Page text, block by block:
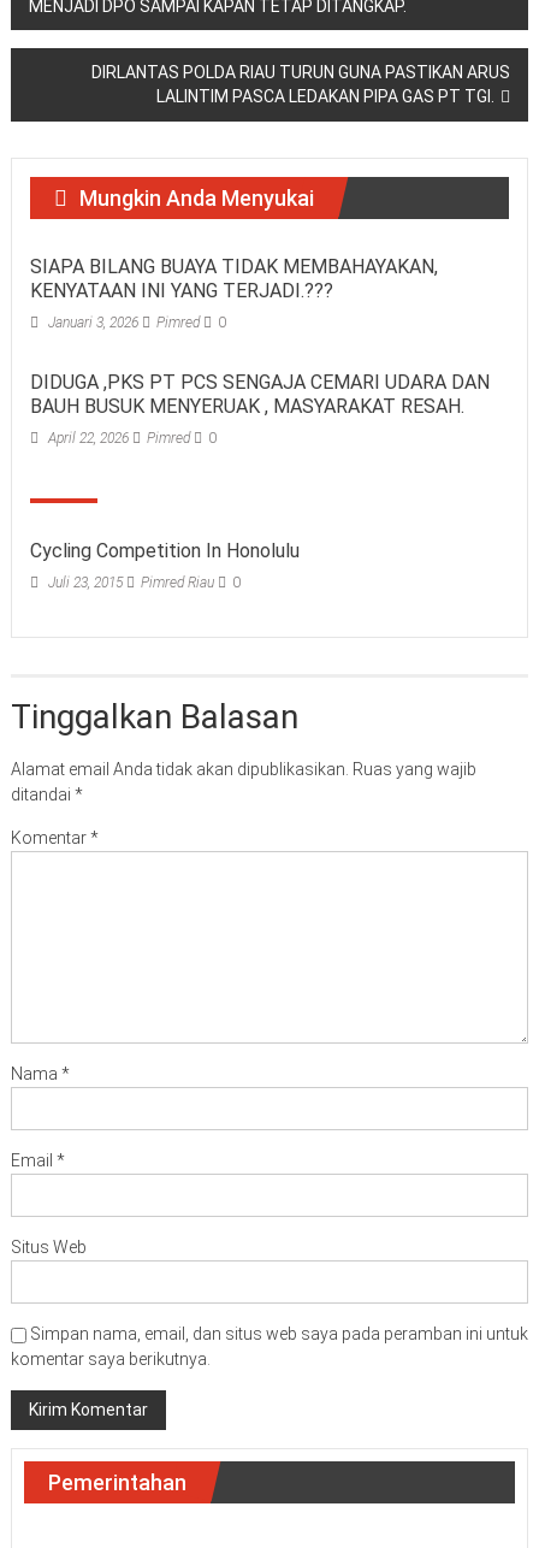
pos
MENJADI DPO SAMPAI KAPAN TETAP DITANGKAP.
DIRLANTAS POLDA RIAU TURUN GUNA PASTIKAN ARUS
LALINTIM PASCA LEDAKAN PIPA GAS PT TGI.
Mungkin Anda Menyukai
SIAPA BILANG BUAYA TIDAK MEMBAHAYAKAN,
KENYATAAN INI YANG TERJADI.???
Januari 3, 2026 Pimred 0
DIDUGA ,PKS PT PCS SENGAJA CEMARI UDARA DAN
BAUH BUSUK MENYERUAK , MASYARAKAT RESAH.
April 22, 2026 Pimred 0
Cycling Competition In Honolulu
Juli 23, 2015 Pimred Riau 0
Tinggalkan Balasan
Alamat email Anda tidak akan dipublikasikan. Ruas yang wajib
ditandai *
Komentar*
Nama *
Email *
Situs Web
Simpan nama, email, dan situs web saya pada peramban ini untuk
komentar saya berikutnya.
Pemerintahan